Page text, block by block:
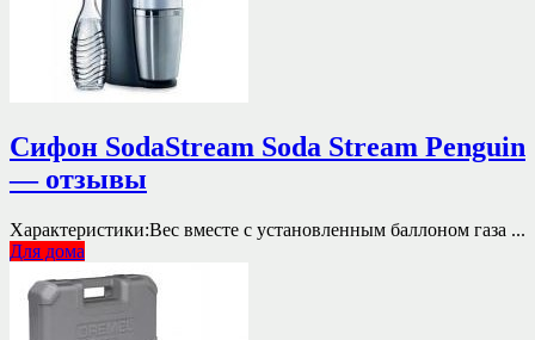
Сифон SodaStream Soda Stream Penguin
— отзывы
Характеристики:Вес вместе с установленным баллоном газа ...
Для дома